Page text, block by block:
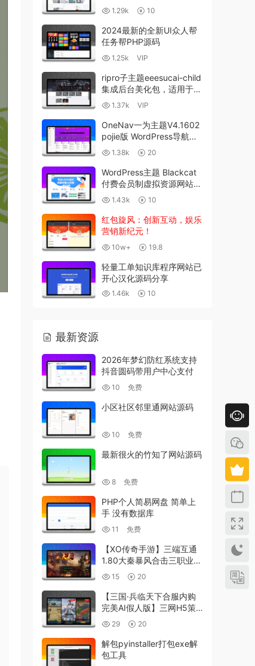
CMS模板
1.29k 10
2024最新的全新UI众人帮
任务帮PHP源码
1.25k VIP
ripro子主题eeesucai-child
集成后台美化包，适用于设
计素材站+资源下载站
1.37k VIP
OneNav一为主题V4.1602
pojie版 WordPress导航主
题开心版
1.38k 20
WordPress主题 Blackcat
付费会员制虚拟资源网站模
板1.43k 10
红包旋风：创新互动，娱乐
营销新纪元！
10w+ 19.8
轻量工单知识库程序网站已
开心汉化源码分享
1.46k 10
最新资源
2026年梦幻防红系统支持
抖音圆码带用户中心支付
10 免费
小区社区邻里通网站源码
10 免费
最新很火的竹知了网站源码
8 免费
PHP个人简易网盘 简单上
手 没有数据库
11 免费
【XO传奇手游】三端互通
1.80大秦暴风合击三职业版
+Win本地学习手工端+PC
安卓IOS版本+语音视频教
程
15 20
【三国·兵临天下合服内购
完美AI假人版】三网H5策
略手游版本+WIN本地学习
手端+GM后台+简易安卓客
户端+视频教程
29 20
解包pyinstaller打包exe解
包工具